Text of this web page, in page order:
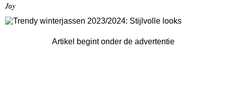
Joy
Artikel begint onder de advertentie